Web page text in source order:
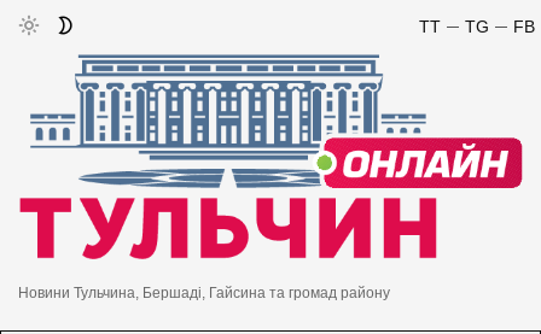
FB
TG
TT
Новини Тульчина, Бершаді, Гайсина та громад району